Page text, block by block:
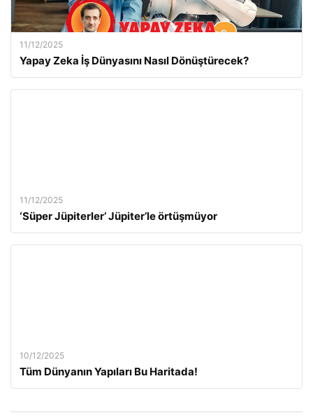
11/12/2025
Yapay Zeka İş Dünyasını Nasıl Dönüştürecek?
11/12/2025
‘Süper Jüpiterler’ Jüpiter’le örtüşmüyor
10/12/2025
Tüm Dünyanın Yapıları Bu Haritada!